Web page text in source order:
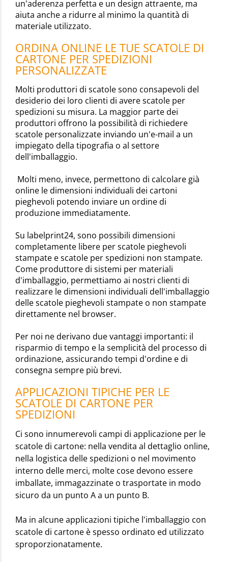
un'aderenza perfetta e un design attraente, ma
aiuta anche a ridurre al minimo la quantità di
materiale utilizzato.
ORDINA ONLINE LE TUE SCATOLE DI
CARTONE PER SPEDIZIONI
PERSONALIZZATE
Molti produttori di scatole sono consapevoli del
desiderio dei loro clienti di avere scatole per
spedizioni su misura. La maggior parte dei
produttori offrono la possibilità di richiedere
scatole personalizzate inviando un'e-mail a un
impiegato della tipografia o al settore
dell'imballaggio.
Molti meno, invece, permettono di calcolare già
online le dimensioni individuali dei cartoni
pieghevoli potendo inviare un ordine di
produzione immediatamente.
Su labelprint24, sono possibili dimensioni
completamente libere per scatole pieghevoli
stampate e scatole per spedizioni non stampate.
Come produttore di sistemi per materiali
d'imballaggio, permettiamo ai nostri clienti di
realizzare le dimensioni individuali dell'imballaggio
delle scatole pieghevoli stampate o non stampate
direttamente nel browser.
Per noi ne derivano due vantaggi importanti: il
risparmio di tempo e la semplicità del processo di
ordinazione, assicurando tempi d'ordine e di
consegna sempre più brevi.
APPLICAZIONI TIPICHE PER LE
SCATOLE DI CARTONE PER
SPEDIZIONI
Ci sono innumerevoli campi di applicazione per le
scatole di cartone: nella vendita al dettaglio online,
nella logistica delle spedizioni o nel movimento
interno delle merci, molte cose devono essere
imballate, immagazzinate o trasportate in modo
sicuro da un punto A a un punto B.
Ma in alcune applicazioni tipiche l'imballaggio con
scatole di cartone è spesso ordinato ed utilizzato
sproporzionatamente.